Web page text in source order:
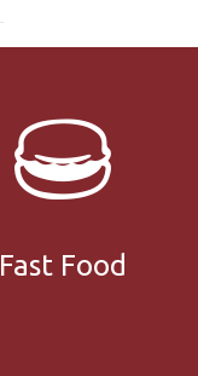
Fast Food